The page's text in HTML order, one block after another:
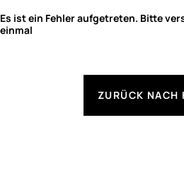
Es ist ein Fehler aufgetreten. Bitte
einmal
ZURÜCK NACH